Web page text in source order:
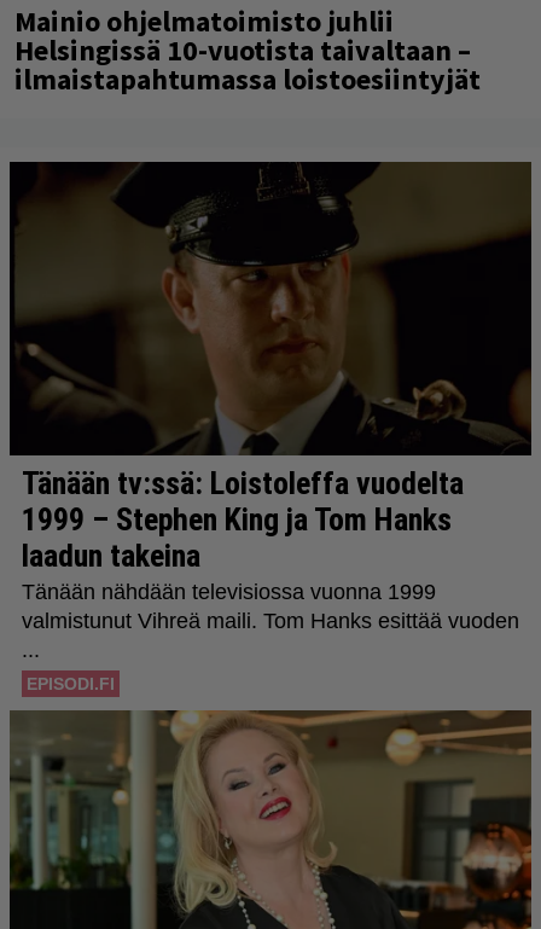
Mainio ohjelmatoimisto juhlii
Helsingissä 10-vuotista taivaltaan –
ilmaistapahtumassa loistoesiintyjät